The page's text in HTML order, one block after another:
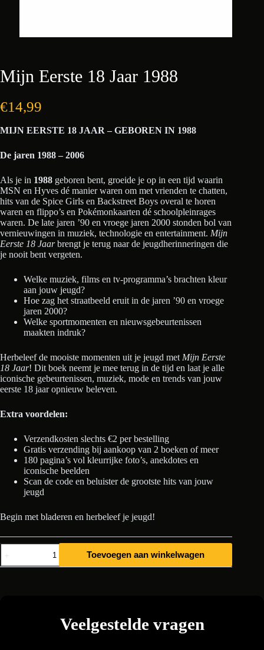
Mijn Eerste 18 Jaar 1988
€14,99
MIJN EERSTE 18 JAAR – GEBOREN IN 1988
De jaren 1988 – 2006
Als je in 1988 geboren bent, groeide je op in een tijd waarin
MSN en Hyves dé manier waren om met vrienden te chatten,
hits van de Spice Girls en Backstreet Boys overal te horen
waren en flippo’s en Pokémonkaarten dé schoolpleinrages
waren. De late jaren ’90 en vroege jaren 2000 stonden bol van
vernieuwingen in muziek, technologie en entertainment. Mijn
Eerste 18 Jaarbrengt je terug naar de jeugdherinneringen die
je nooit bent vergeten.
Welke muziek, films en tv-programma’s brachten kleur
aan jouw jeugd?
Hoe zag het straatbeeld eruit in de jaren ’90 en vroege
jaren 2000?
Welke sportmomenten en nieuwsgebeurtenissen
maakten indruk?
Herbeleef de mooiste momenten uit je jeugd met Mijn Eerste
18 Jaar! Dit boek neemt je mee terug in de tijd en laat je alle
iconische gebeurtenissen, muziek, mode en trends van jouw
eerste 18 jaar opnieuw beleven.
Extra voordelen:
Verzendkosten slechts €2 per bestelling
Gratis verzending bij aankoop van 2 boeken of meer
180 pagina’s vol kleurrijke foto’s, anekdotes en
iconische beelden
Scan de code en beluister de grootste hits van jouw
jeugd
Begin met bladeren en herbeleef je jeugd!
Mijn
Eerste
18
Toevoegen aan winkelwagen
Veelgestelde vragen